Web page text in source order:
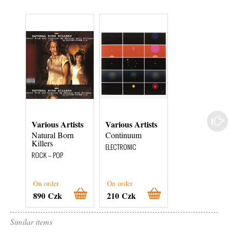
Various Artists
Natural Born
Killers
ROCK – POP
On order
890 Czk
Various Artists
Continuum
ELECTRONIC
On order
210 Czk
Various
Jackie Brown -
Similar items